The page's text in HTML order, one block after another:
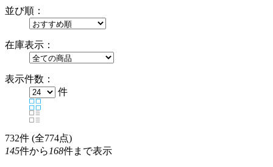
並び順：
在庫表示：
表示件数：
件
732件 (全774点)
145件から 168件まで表示